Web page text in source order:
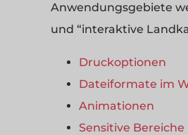
Anwendungsgebiete
und “interaktive
Druckoptionen
Dateiformate im
Animationen
Sensitive Bereiche